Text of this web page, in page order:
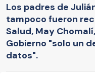
Los padres de
tampoco fueron
Salud, May
Gobierno "solo un
datos".